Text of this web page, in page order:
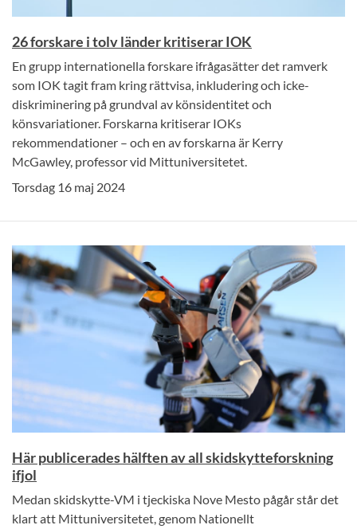
26 forskare i tolv länder kritiserar IOK
En grupp internationella forskare ifrågasätter det ramverk
som IOK tagit fram kring rättvisa, inkludering och icke-
diskriminering på grundval av könsidentitet och
könsvariationer. Forskarna kritiserar IOKs
rekommendationer – och en av forskarna är Kerry
McGawley, professor vid Mittuniversitetet.
Torsdag 16 maj 2024
Här publicerades hälften av all skidskytteforskning
ifjol
Medan skidskytte-VM i tjeckiska Nove Mesto pågår står det
klart att Mittuniversitetet, genom Nationellt